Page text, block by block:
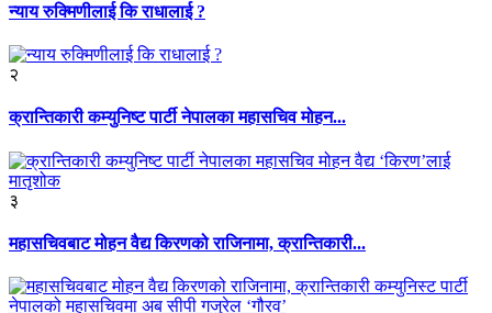
न्याय रुक्मिणीलाई कि राधालाई ?
२
क्रान्तिकारी कम्युनिष्ट पार्टी नेपालका महासचिव मोहन...
३
महासचिवबाट मोहन वैद्य किरणको राजिनामा, क्रान्तिकारी...